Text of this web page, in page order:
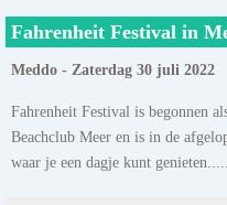
Fahrenheit Festival in
Meddo - Zaterdag 30 juli 2022
Fahrenheit Festival is begonnen
Beachclub Meer en is in de
waar je een dagje kunt genieten......